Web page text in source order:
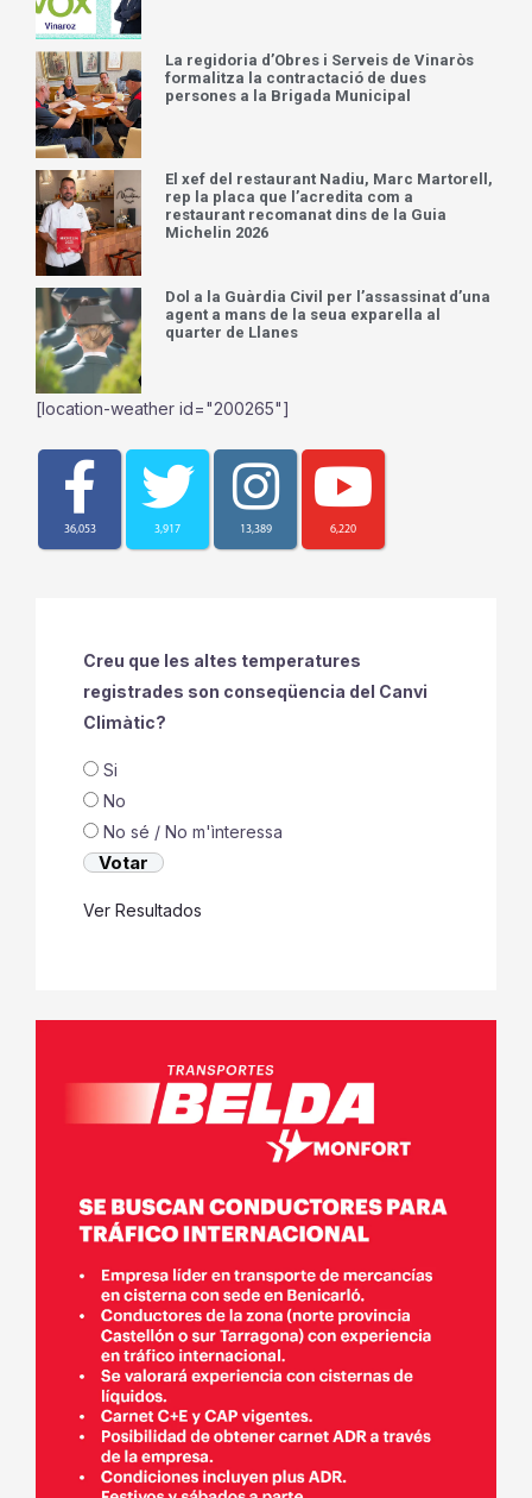
La regidoria d’Obres i Serveis de Vinaròs
formalitza la contractació de dues
persones a la Brigada Municipal
El xef del restaurant Nadiu, Marc Martorell,
rep la placa que l’acredita com a
restaurant recomanat dins de la Guia
Michelin 2026
Dol a la Guàrdia Civil per l’assassinat d’una
agent a mans de la seua exparella al
quarter de Llanes
[location-weather id="200265"]
36,053 3,917 13,389 6,220
Creu que les altes temperatures
registrades son conseqüencia del Canvi
Climàtic?
Si
No
No sé / No m'ìnteressa
Ver Resultados